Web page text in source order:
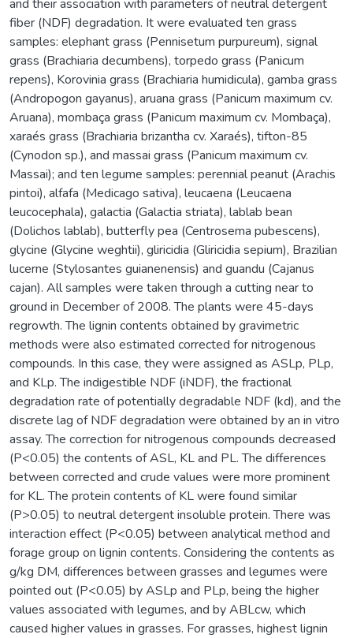
and their association with parameters of neutral detergent
fiber (NDF) degradation. It were evaluated ten grass
samples: elephant grass (Pennisetum purpureum), signal
grass (Brachiaria decumbens), torpedo grass (Panicum
repens), Korovinia grass (Brachiaria humidicula), gamba grass
(Andropogon gayanus), aruana grass (Panicum maximum cv.
Aruana), mombaça grass (Panicum maximum cv. Mombaça),
xaraés grass (Brachiaria brizantha cv. Xaraés), tifton-85
(Cynodon sp.), and massai grass (Panicum maximum cv.
Massai); and ten legume samples: perennial peanut (Arachis
pintoi), alfafa (Medicago sativa), leucaena (Leucaena
leucocephala), galactia (Galactia striata), lablab bean
(Dolichos lablab), butterfly pea (Centrosema pubescens),
glycine (Glycine weghtii), gliricidia (Gliricidia sepium), Brazilian
lucerne (Stylosantes guianenensis) and guandu (Cajanus
cajan). All samples were taken through a cutting near to
ground in December of 2008. The plants were 45-days
regrowth. The lignin contents obtained by gravimetric
methods were also estimated corrected for nitrogenous
compounds. In this case, they were assigned as ASLp, PLp,
and KLp. The indigestible NDF (iNDF), the fractional
degradation rate of potentially degradable NDF (kd), and the
discrete lag of NDF degradation were obtained by an in vitro
assay. The correction for nitrogenous compounds decreased
(P<0.05) the contents of ASL, KL and PL. The differences
between corrected and crude values were more prominent
for KL. The protein contents of KL were found similar
(P>0.05) to neutral detergent insoluble protein. There was
interaction effect (P<0.05) between analytical method and
forage group on lignin contents. Considering the contents as
g/kg DM, differences between grasses and legumes were
pointed out (P<0.05) by ASLp and PLp, being the higher
values associated with legumes, and by ABLcw, which
caused higher values in grasses. For grasses, highest lignin